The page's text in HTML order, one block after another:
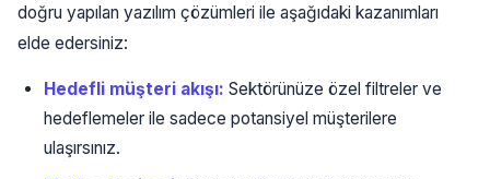
doğru yapılan yazılım çözümleri ile aşağıdaki kazanımları
elde edersiniz:
Hedefli müşteri akışı: Sektörünüze özel filtreler ve
hedeflemeler ile sadece potansiyel müşterilere
ulaşırsınız.